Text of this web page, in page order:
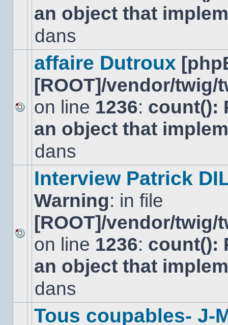
nouveau
message
sujet.
an object that
dans
Aucun
nouveau
message
sujet.
affaire Dutroux
[ROOT]/vendor/
on line 1236: count():
an object that
dans
Aucun
nouveau
message
non-
dans
Interview Patrick
Warning: in file
[ROOT]/vendor/
on line 1236: count():
an object that
dans
Tous coupables- J-